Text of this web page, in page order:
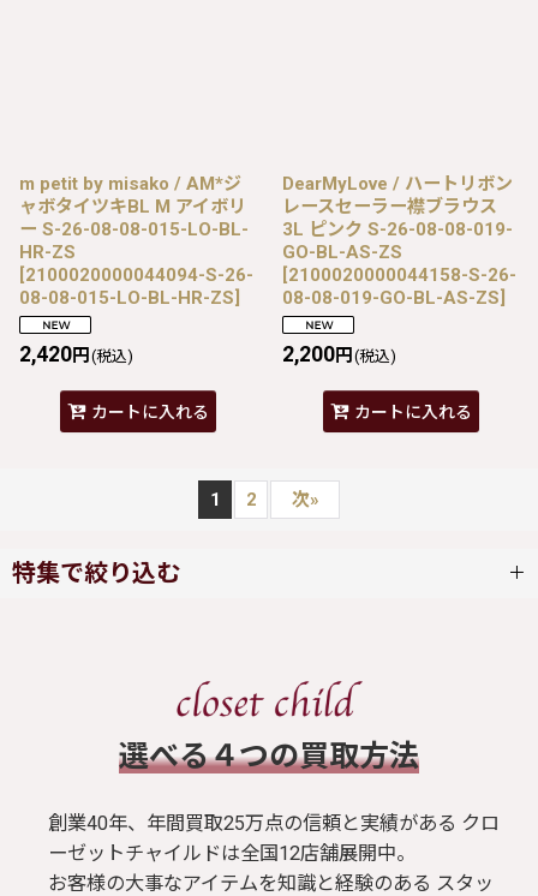
m petit by misako / AM*ジ
ャボタイツキBL M アイボリ
ー S-26-08-08-015-LO-BL-
HR-ZS
[2100020000044094-S-26-
08-08-015-LO-BL-HR-ZS]
2,420円 (税込)
カートに入れる
DearMyLove / ハートリボン
レースセーラー襟ブラウス
3L ピンク S-26-08-08-019-
GO-BL-AS-ZS
[2100020000044158-S-26-
08-08-019-GO-BL-AS-ZS]
2,200円 (税込)
カートに入れる
1 2 次»
特集で絞り込む
ブラウス / シャツ
トップス
​選べる４つの買取方法
創業40年、年間買取25万点の信頼と実績がある クロ
ーゼットチャイルドは全国12店舗展開中。
お客様の大事なアイテムを知識と経験のある スタッ